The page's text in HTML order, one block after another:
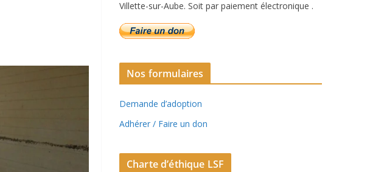
Villette-sur-Aube. Soit par paiement électronique .
Nos formulaires
Demande d’adoption
Adhérer / Faire un don
Charte d’éthique LSF